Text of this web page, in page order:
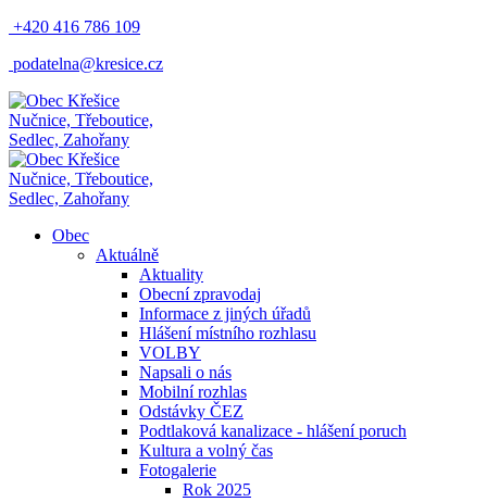
+420 416 786 109
podatelna@kresice.cz
Nučnice, Třeboutice,
Sedlec, Zahořany
Nučnice, Třeboutice,
Sedlec, Zahořany
Obec
Aktuálně
Aktuality
Obecní zpravodaj
Informace z jiných úřadů
Hlášení místního rozhlasu
VOLBY
Napsali o nás
Mobilní rozhlas
Odstávky ČEZ
Podtlaková kanalizace - hlášení poruch
Kultura a volný čas
Fotogalerie
Rok 2025